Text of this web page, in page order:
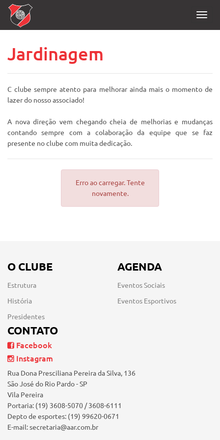
Jardinagem
C clube sempre atento para melhorar ainda mais o momento de
lazer do nosso associado!
A nova direção vem chegando cheia de melhorias e mudanças
contando sempre com a colaboração da equipe que se faz
presente no clube com muita dedicação.
Erro ao carregar. Tente
novamente.
O CLUBE
Estrutura
História
Presidentes
AGENDA
Eventos Sociais
Eventos Esportivos
CONTATO
Facebook
Instagram
Rua Dona Presciliana Pereira da Silva, 136
São José do Rio Pardo - SP
Vila Pereira
Portaria: (19) 3608-5070 / 3608-6111
Depto de esportes: (19) 99620-0671
E-mail: secretaria@aar.com.br